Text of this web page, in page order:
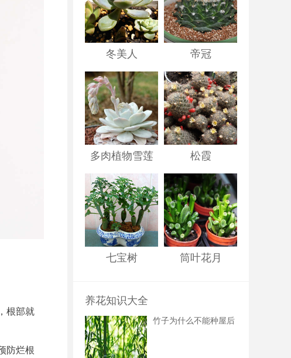
根部就
防烂根
冬美人 帝冠
多肉植物雪莲 松霞
七宝树 筒叶花月
养花知识大全
竹子为什么不能种屋后